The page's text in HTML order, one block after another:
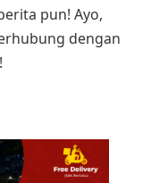
pun! Ayo,
dengan